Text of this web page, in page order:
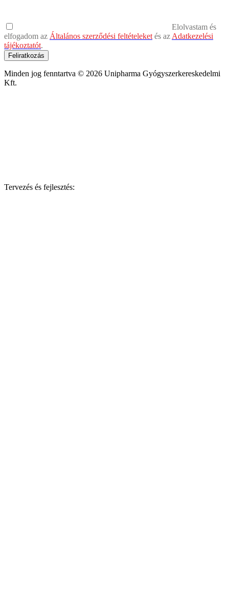
Elolvastam és
elfogadom az Általános szerződési feltételeket és az Adatkezelési
tájékoztatót.
Feliratkozás
Minden jog fenntartva © 2026 Unipharma Gyógyszerkereskedelmi
Kft.
Tervezés és fejlesztés: